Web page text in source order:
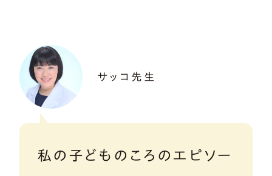
サッコ先生
私の子どものころのエピソー